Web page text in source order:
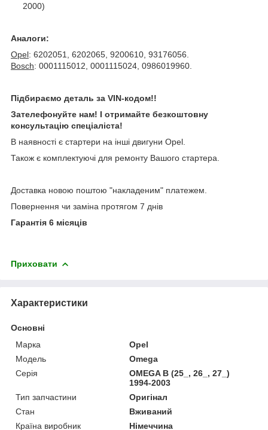
2000)
Аналоги:
Opel: 6202051, 6202065, 9200610, 93176056.
Bosch: 0001115012, 0001115024, 0986019960.
Підбираємо деталь за VIN-кодом!!
Зателефонуйте нам! І отримайте безкоштовну
консультацію спеціаліста!
В наявності є стартери на інші двигуни Opel.
Також є комплектуючі для ремонту Вашого стартера.
Доставка новою поштою "накладеним" платежем.
Повернення чи заміна протягом 7 днів
Гарантія 6 місяців
Приховати
Характеристики
Основні
Марка
Opel
Модель
Omega
Серія
OMEGA B (25_, 26_, 27_)
1994-2003
Тип запчастини
Оригінал
Стан
Вживаний
Країна виробник
Німеччина